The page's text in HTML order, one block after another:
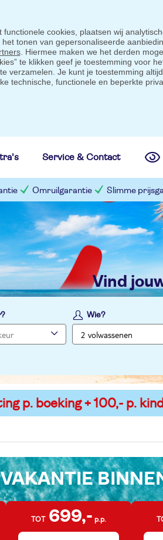
cookies, plaatsen wij
tonen van gepersonaliseerde
. Hiermee maken we het derden
te klikken geef je toestemming voor
verzamelen. Je kunt je toestemming
technische, functionele en beperkte
Service & Contact
Omruilgarantie Slimme
vind
Wie?
p. boeking + 100,- p. kind
TOT 699,- p.p.